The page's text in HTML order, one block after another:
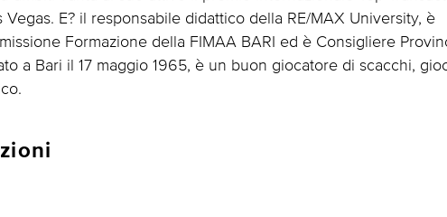
E? il responsabile didattico della RE/MAX University, è
Formazione della FIMAA BARI ed è Consigliere
a Bari il 17 maggio 1965, è un buon giocatore di scacchi,